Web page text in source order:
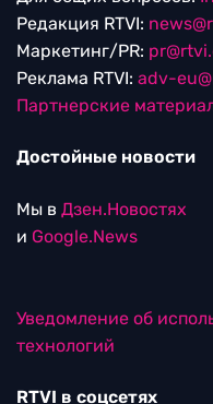
Редакция RTVI:
Маркетинг/PR:
Реклама RTVI: adv-
Партнерские
Достойные новости
Мы в Дзен.Новостях
и Google.News
Уведомление об
технологий
RTVI в соцсетях